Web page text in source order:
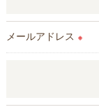
メールアドレス ※